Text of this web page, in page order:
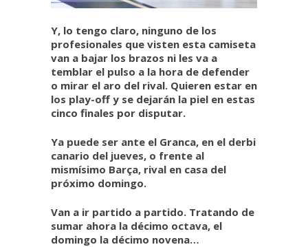
Y, lo tengo claro, ninguno de los
profesionales que visten esta camiseta
van a bajar los brazos ni les va a
temblar el pulso a la hora de defender
o mirar el aro del rival. Quieren estar en
los play-off y se dejarán la piel en estas
cinco finales por disputar.
Ya puede ser ante el Granca, en el derbi
canario del jueves, o frente al
mismísimo Barça, rival en casa del
próximo domingo.
Van a ir partido a partido. Tratando de
sumar ahora la décimo octava, el
domingo la décimo novena…